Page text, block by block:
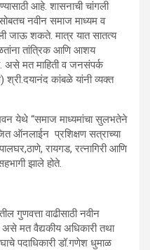
आहे. शासनाची चांगली
नवीन समाज माध्यम व
जाऊ शकते. मात्र यात सातत्य
तांत्रिक आणि आशय
असे मत माहिती व जनसंपर्क
श्री.दयानंद कांबळे यांनी व्यक्त
येथे “समाज माध्यमांचा सुलभतेने
ऑनलाईन प्रशिक्षण सत्राच्या
रायगड, रत्नागिरी आणि
झाले होते.
गुणवत्ता वाढीसाठी नवीन
मत वैद्यकीय अधिकारी तथा
पदाधिकारी डॉ.गणेश धुमाळ